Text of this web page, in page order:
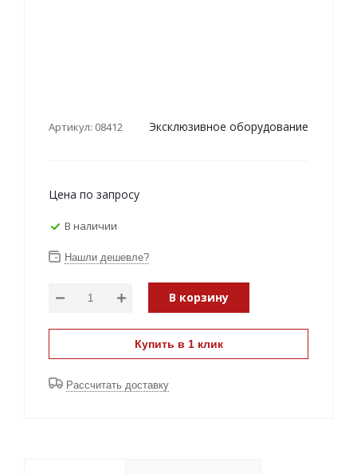
Артикул: 08412 Эксклюзивное оборудование
Цена по запросу
В наличии
Нашли дешевле?
В корзину
Купить в 1 клик
Рассчитать доставку